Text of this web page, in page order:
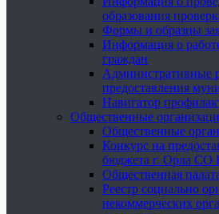
образования
Формы и образцы
Информация о
граждан
Административные
предоставления
Навигатор
Общественные
Общественные
Конкурс на
бюджета г. Орла
Общественная
Реестр социально
некоммерческих